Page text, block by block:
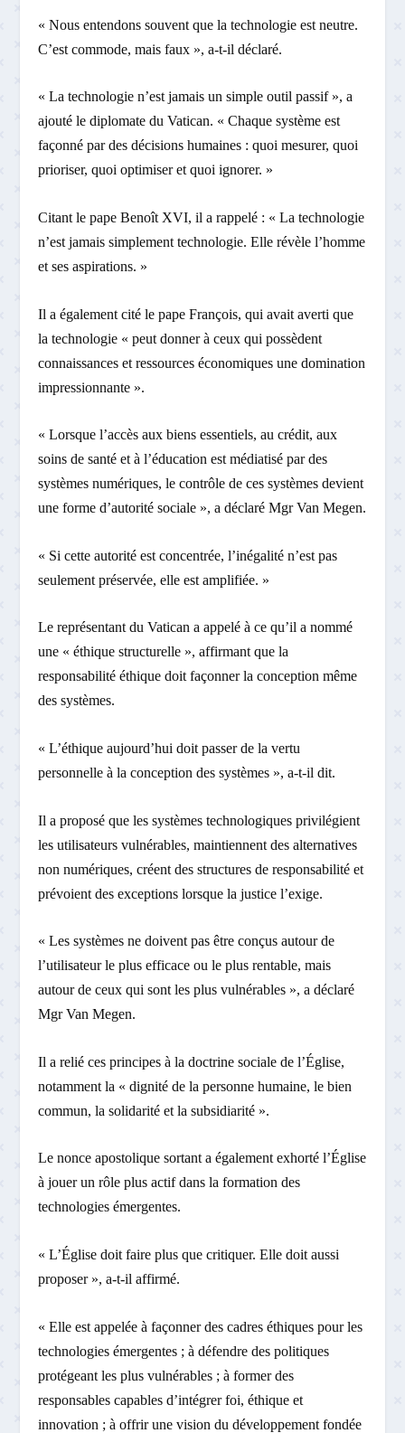
« Nous entendons souvent que la technologie est neutre.
C’est commode, mais faux », a-t-il déclaré.
« La technologie n’est jamais un simple outil passif », a
ajouté le diplomate du Vatican. « Chaque système est
façonné par des décisions humaines : quoi mesurer, quoi
prioriser, quoi optimiser et quoi ignorer. »
Citant le pape Benoît XVI, il a rappelé : « La technologie
n’est jamais simplement technologie. Elle révèle l’homme
et ses aspirations. »
Il a également cité le pape François, qui avait averti que
la technologie « peut donner à ceux qui possèdent
connaissances et ressources économiques une domination
impressionnante ».
« Lorsque l’accès aux biens essentiels, au crédit, aux
soins de santé et à l’éducation est médiatisé par des
systèmes numériques, le contrôle de ces systèmes devient
une forme d’autorité sociale », a déclaré Mgr Van Megen.
« Si cette autorité est concentrée, l’inégalité n’est pas
seulement préservée, elle est amplifiée. »
Le représentant du Vatican a appelé à ce qu’il a nommé
une « éthique structurelle », affirmant que la
responsabilité éthique doit façonner la conception même
des systèmes.
« L’éthique aujourd’hui doit passer de la vertu
personnelle à la conception des systèmes », a-t-il dit.
Il a proposé que les systèmes technologiques privilégient
les utilisateurs vulnérables, maintiennent des alternatives
non numériques, créent des structures de responsabilité et
prévoient des exceptions lorsque la justice l’exige.
« Les systèmes ne doivent pas être conçus autour de
l’utilisateur le plus efficace ou le plus rentable, mais
autour de ceux qui sont les plus vulnérables », a déclaré
Mgr Van Megen.
Il a relié ces principes à la doctrine sociale de l’Église,
notamment la « dignité de la personne humaine, le bien
commun, la solidarité et la subsidiarité ».
Le nonce apostolique sortant a également exhorté l’Église
à jouer un rôle plus actif dans la formation des
technologies émergentes.
« L’Église doit faire plus que critiquer. Elle doit aussi
proposer », a-t-il affirmé.
« Elle est appelée à façonner des cadres éthiques pour les
technologies émergentes ; à défendre des politiques
protégeant les plus vulnérables ; à former des
responsables capables d’intégrer foi, éthique et
innovation ; à offrir une vision du développement fondée